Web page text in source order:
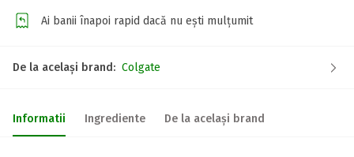
Ai banii înapoi rapid dacă nu ești mulțumit
De la același brand: Colgate
Informatii Ingrediente De la același brand